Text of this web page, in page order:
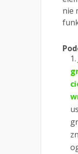
nie